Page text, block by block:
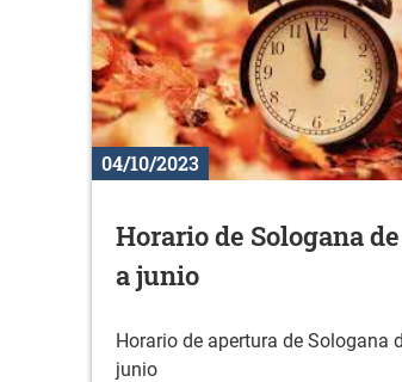
04/10/2023
Horario de Sologana
a junio
Horario de apertura de Sologana
junio